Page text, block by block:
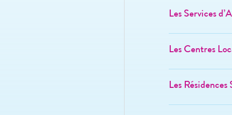
Les Services
Les Centres
Les